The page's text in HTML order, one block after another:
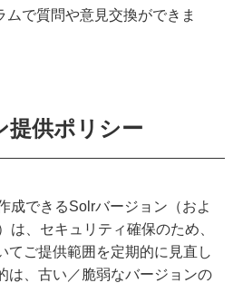
ムで質問や意見交換ができま
提供ポリシー
成できるSolrバージョン（およ
は、セキュリティ確保のため、
てご提供範囲を定期的に見直し
は、古い／脆弱なバージョンの